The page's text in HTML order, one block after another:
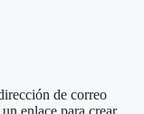
de correo